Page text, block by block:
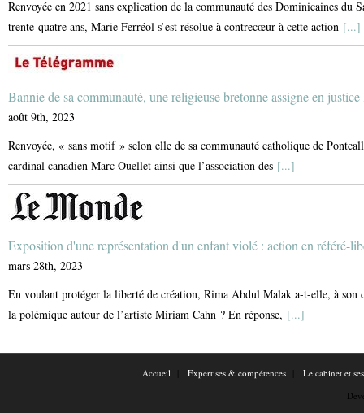
Renvoyée en 2021 sans explication de la communauté des Dominicaines
trente-quatre ans, Marie Ferréol s’est résolue à contrecœur à cette action [...]
Bannie de sa communauté, une religieuse bretonne assigne en
août 9th, 2023
Renvoyée, « sans motif » selon elle de sa communauté catholique de
cardinal canadien Marc Ouellet ainsi que l’association des [...]
Exposition d'une représentation d'un enfant violé : action en référé-
mars 28th, 2023
En voulant protéger la liberté de création, Rima Abdul Malak a-t-elle, à
la polémique autour de l’artiste Miriam Cahn ? En réponse, [...]
Accueil Expertises & compétences
Le cabinet et